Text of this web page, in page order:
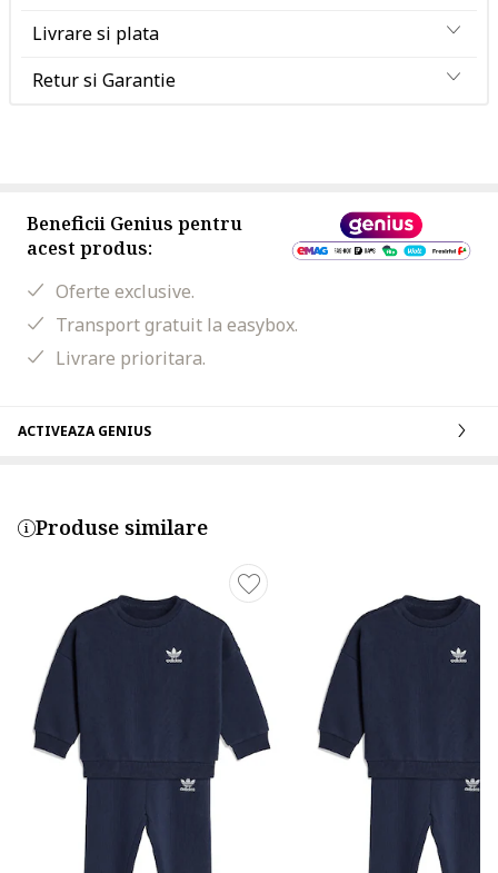
Livrare si plata
Retur si Garantie
Beneficii Genius pentru
acest produs:
Oferte exclusive.
Transport gratuit la easybox.
Livrare prioritara.
ACTIVEAZA GENIUS
Produse similare